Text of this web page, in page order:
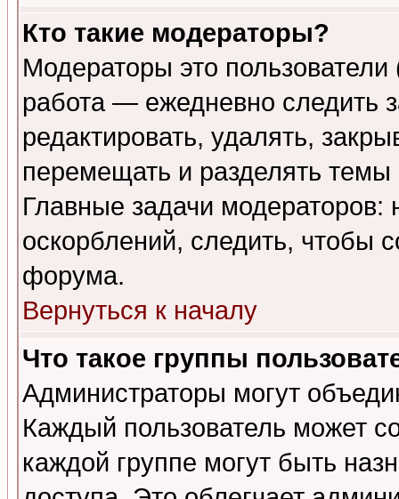
Кто такие модераторы?
Модераторы это
работа — ежедневно следить
редактировать, удалять,
перемещать и разделять
Главные задачи
оскорблений, следить, чтобы
форума.
Вернуться к началу
Что такое группы
Администраторы могут
Каждый пользователь может
каждой группе могут быть